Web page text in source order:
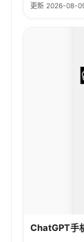
更新 2026-08-
ChatGPT手